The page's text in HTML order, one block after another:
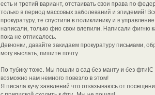
есть и третий вариант, отстаивать свои права по
только в период массовых заболеваний и эпидемий!
прокуратуру, те спустили в поликлинику и в
написали, только фио свои влепили. Написали фигню
пока не отписалось.
Девчонки, давайте закидаем прокуратуру письмами,
могу выслать, пишите почту.
По тубику тоже. Мы пошли в сад без манту и без
возможно нам немного повезло в этом!
Я писала кучу заявлений что отказываюсь от